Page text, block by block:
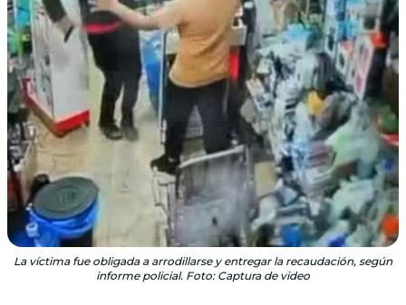
La víctima fue obligada a arrodillarse y entregar la recaudación, según
informe policial. Foto: Captura de video